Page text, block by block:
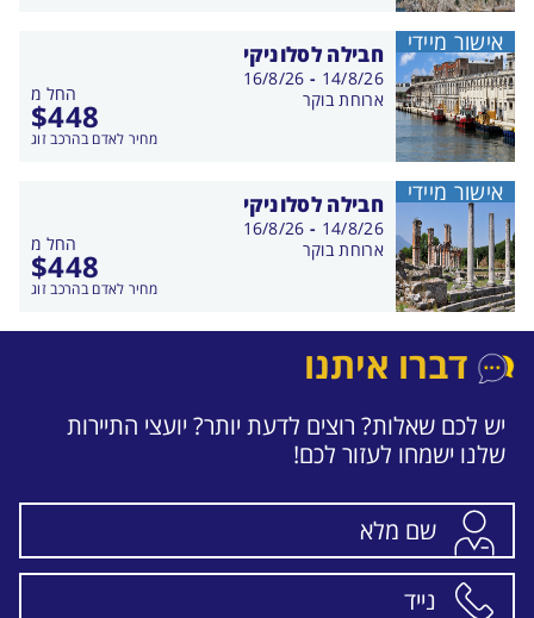
חבילה לסלוניקי
החל מ
$448
מחיר לאדם בהרכב זוג
בין
התאריכים,
14/8/26
-
16/8/26
ארוחת בוקר
אישור מיידי
חבילה לסלוניקי
החל מ
$448
מחיר לאדם בהרכב זוג
בין
התאריכים,
14/8/26
-
16/8/26
ארוחת בוקר
אישור מיידי
דברו איתנו
יש לכם שאלות? רוצים לדעת יותר? יועצי התיירות
שלנו ישמחו לעזור לכם!